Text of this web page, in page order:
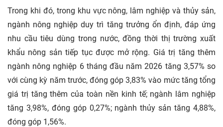
Trong khi đó, trong khu vực nông, lâm nghiệp và thủy sản,
ngành nông nghiệp duy trì tăng trưởng ổn định, đáp ứng
nhu cầu tiêu dùng trong nước, đồng thời thị trường xuất
khẩu nông sản tiếp tục được mở rộng. Giá trị tăng thêm
ngành nông nghiệp 6 tháng đầu năm 2026 tăng 3,57% so
với cùng kỳ năm trước, đóng góp 3,83% vào mức tăng tổng
giá trị tăng thêm của toàn nền kinh tế; ngành lâm nghiệp
tăng 3,98%, đóng góp 0,27%; ngành thủy sản tăng 4,88%,
đóng góp 1,56%.